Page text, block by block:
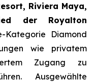
Riviera Maya,
der Royalton
Kategorie Diamond
wie privatem
Zugang zu
Ausgewählte